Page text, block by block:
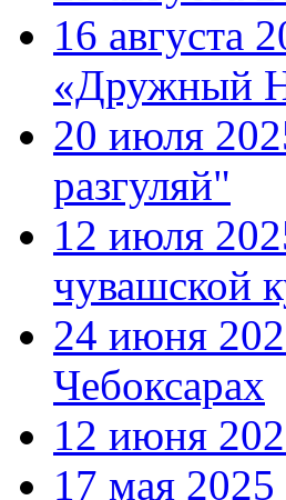
16 августа
«Дружный
20 июля
разгуляй"
12 июля
чувашской
24 июня
Чебоксарах
12 июня
17 мая 2025